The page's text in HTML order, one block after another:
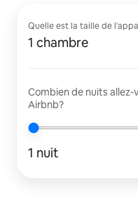
Quelle est la taille de
1 chambre
Combien de nuits allez-
Airbnb?
1 nuit